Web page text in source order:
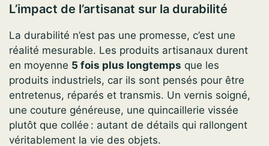
L’impact de l’artisanat sur la durabilité
La durabilité n’est pas une promesse, c’est une
réalité mesurable. Les produits artisanaux durent
en moyenne 5 fois plus longtemps que les
produits industriels, car ils sont pensés pour être
entretenus, réparés et transmis. Un vernis soigné,
une couture généreuse, une quincaillerie vissée
plutôt que collée : autant de détails qui rallongent
véritablement la vie des objets.